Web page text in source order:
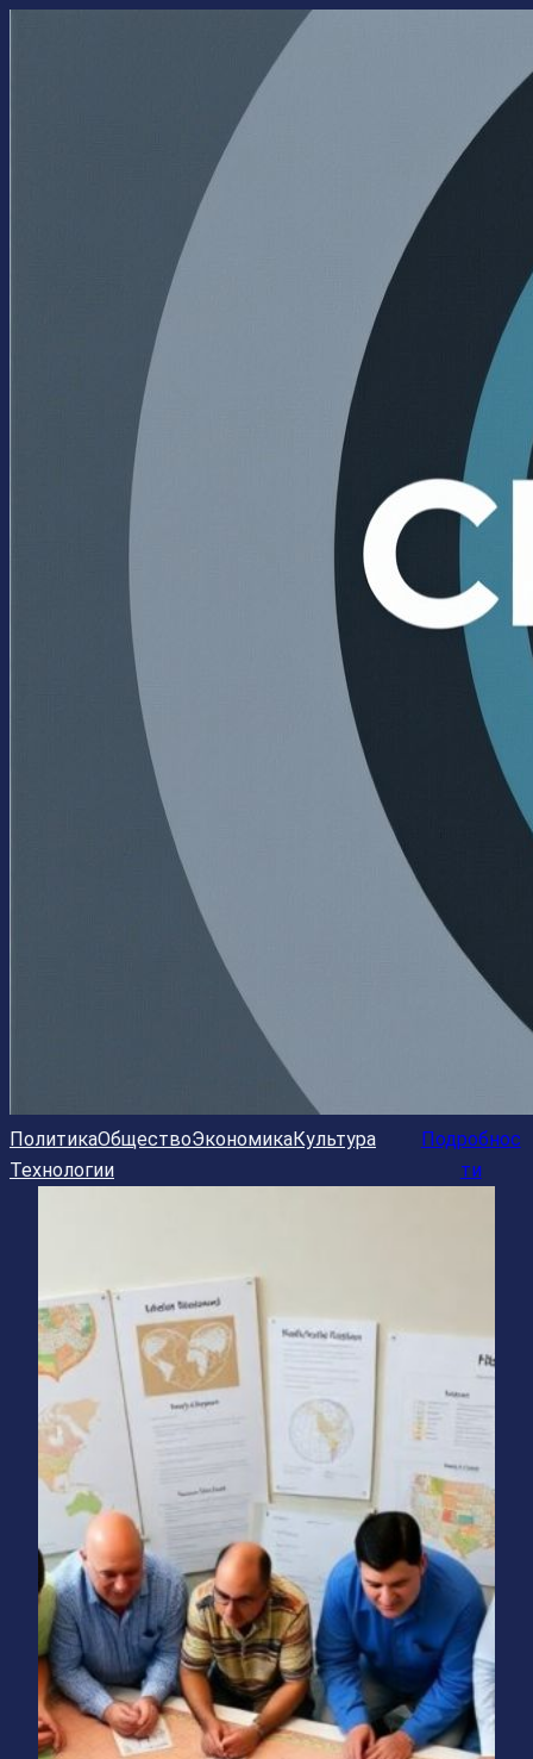
ПолитикаОбществоЭкономикаКультура
Технологии
Подробнос
ти